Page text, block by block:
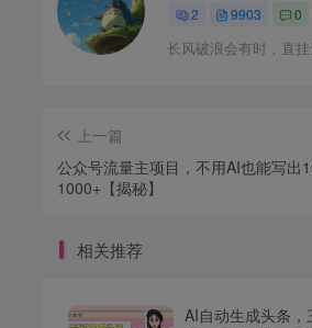
2 9903 0
长风破浪会有时，直
上一篇
公众号流量主项目，不用AI也能写出
1000+【揭秘】
相关推荐
AI自动生成头条